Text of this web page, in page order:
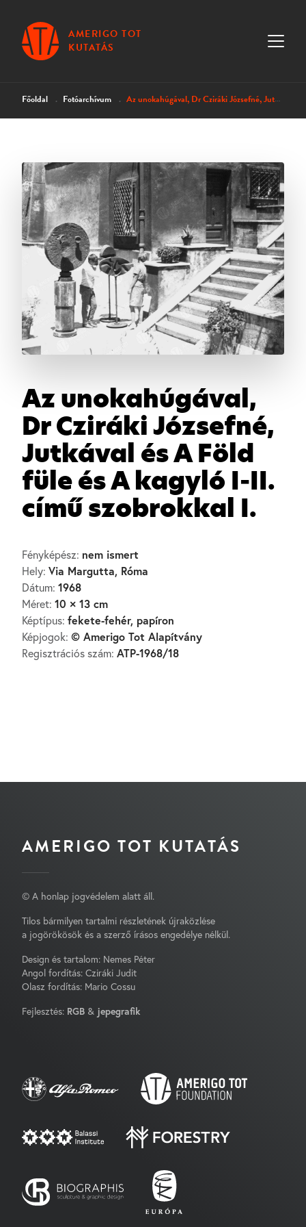
AMERIGO TOT
KUTATÁS
Főoldal Fotóarchívum Az unokahúgával, Dr Cziráki Józsefné, Jutkával és A Föld füle és A kagyló I-II. című szobrokkal I.
Az unokahúgával,
Dr Cziráki Józsefné,
Jutkával és A Föld
füle és A kagyló I-II.
című szobrokkal I.
Fényképész: nem ismert
Hely: Via Margutta, Róma
Dátum: 1968
Méret: 10 × 13 cm
Képtípus: fekete-fehér, papíron
Képjogok: © Amerigo Tot Alapítvány
Regisztrációs szám: ATP-1968/18
AMERIGO TOT KUTATÁS
© A honlap jogvédelem alatt áll.
Tilos bármilyen tartalmi részletének újraközlése
a jogörökösök és a szerző írásos engedélye nélkül.
Design és tartalom: Nemes Péter
Angol fordítás: Cziráki Judit
Olasz fordítás: Mario Cossu
Fejlesztés: RGB & jepegrafik